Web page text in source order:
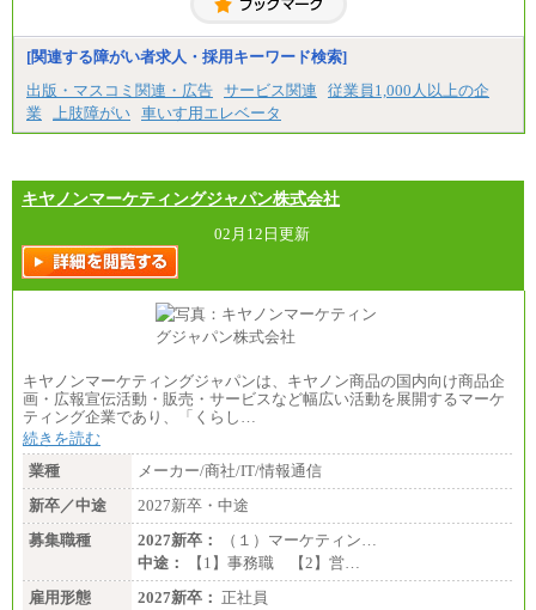
総合職 月給230,000円
みなし残業手当：20,000円（一律支給）※みなし
残業手当の残業時間は10.43時間。
間に応じて、時間外手当等を支給。
エリアサポート職 月給188,000円
■（株）JTBグローバルマーケティング＆トラベル
訪日事業職 月給202,000～227,000円＋地域間調整
給
※詳細はJTBキャリアサイトよりご確認ください。
■(株)JTBビジネストランスフォーム
総合職 月給205,000～225,000円＋地域間調整給
エリア総合職 月給185,000円＋地域間調整給
■(株)JTBデータサービス ※2027年新卒募集終了
総合職 月給186,000～194,000円＋地域手当
※詳細はJTBキャリアサイトよりご確認ください。
■I&Jデジタルイノベーション(株)
総合職 月給224,500～242,600円＋地域手当
※詳細はJTBキャリアサイトよりご確認ください。
＜有期社員コース＞
■(株)JTBビジネストランスフォーム
有期契約職 月給185,000～195,000円
※詳細はJTBキャリアサイトよりご確認ください。
[関連する障がい者求人・採用キーワード検索]
出版・マスコミ関連・広告 サービス関連
従業員1,000人以上の企
業
上肢障がい 車いす用エレベータ
キヤノンマーケティングジャパン株式会社
02月12日更新
キヤノンマーケティングジャパンは、キヤノン商品の国内向け商品企
画・広報宣伝活動・販売・サービスなど幅広い活動を展開するマーケ
ティング企業であり、「くらし…
続きを読む
業種
メーカー/商社/IT/情報通信
新卒／中途
2027新卒・中途
募集職種
2027新卒：
（１）マーケティン…
中途：
【1】事務職 【2】営…
雇用形態
2027新卒： 正社員